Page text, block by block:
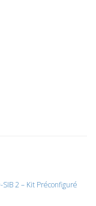
2 – Kit Préconfiguré